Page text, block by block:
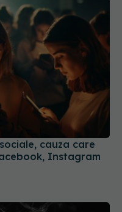
cauza care
Instagram